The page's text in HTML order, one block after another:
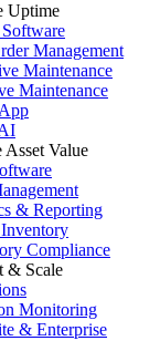
Uptime
Management
Maintenance
Maintenance
Asset Value
& Reporting
Compliance
& Scale
Monitoring
& Enterprise